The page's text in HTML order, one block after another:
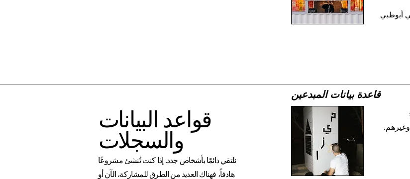
قواعد البيانات
والسجلات
نلتقي دائمًا بأشخاص جدد. إذا كنت تُنشئ مشروعًا
هادفاً، فهناك العديد من الطرق للمشاركة، الآن أو
أبوظبي
قاعدة بيانات المبدعين